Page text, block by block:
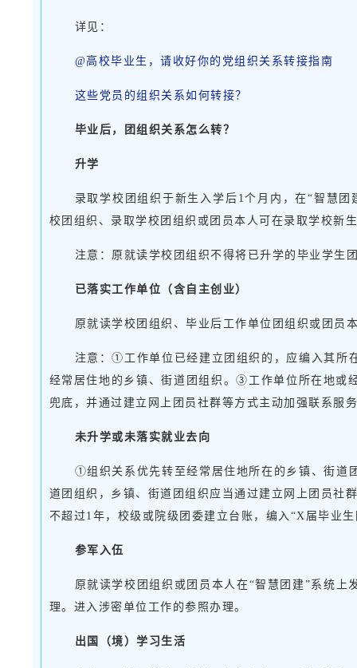
详见：
@高校毕业生，请收好你的党组织关系转接指南
这些党员的组织关系如何转接？
毕业后，团组织关系怎么转？
升学
录取学校团组织于新生入学后1个月内，在“智慧
校团组织、录取学校团组织或团员本人可在录取学校新
注意：原就读学校团组织不得将已升学的毕业学生
已落实工作单位（含自主创业）
原就读学校团组织、毕业后工作单位团组织或团员
注意：①工作单位已经建立团组织的，应编入其所
经常居住地的乡镇、街道团组织。③工作单位所在地或
兜底，并通过建立网上团员社群等方式主动加强联系服
未升学或未落实就业去向
①组织关系优先转至经常居住地所在的乡镇、街道
道团组织，乡镇、街道团组织应当通过建立网上团员社
不超过1年，校级或院级团委建立台账，编入“X届毕业
参军入伍
原就读学校团组织或团员本人在“智慧团建”系统
理。进入涉密单位工作的参照办理。
出国（境）学习生活